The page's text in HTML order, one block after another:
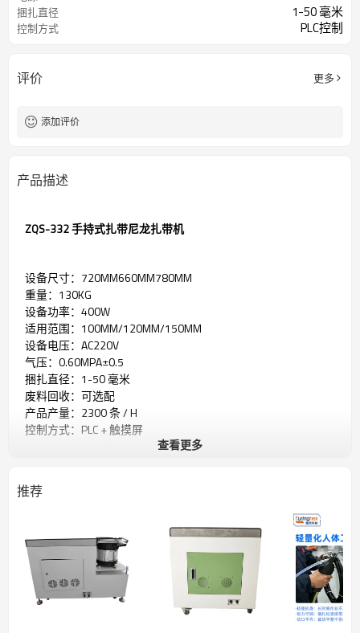
捆扎直径 1-50 毫米
控制方式 PLC控制
评价 更多
添加评价
产品描述
ZQS-332 手持式扎带尼龙扎带机
设备尺寸：720MM660MM780MM
重量：130KG
设备功率：400W
适用范围：100MM/120MM/150MM
设备电压：AC220V
气压：0.60MPA±0.5
捆扎直径：1-50 毫米
废料回收：可选配
产品产量：2300 条 / H
控制方式：PLC + 触摸屏
供料方式：振动盘自动送料
适用于各种线束捆扎。飞机、火车、船舶、汽车、通信设备、
家电及其它大型机电设备的现场装配时的内部线束捆扎。适用
于物品包装或固定、气液传输管道接头固定、食品封装、及袋
装液体封装等。
查看更多
推荐